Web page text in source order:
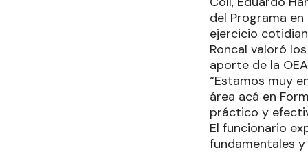
del Programa
ejercicio
Roncal valoró
aporte de la
“Estamos muy
área acá en
práctico y
El funcionario
fundamentales